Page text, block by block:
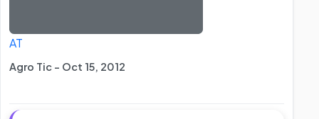
AT
Agro Tic - Oct 15, 2012